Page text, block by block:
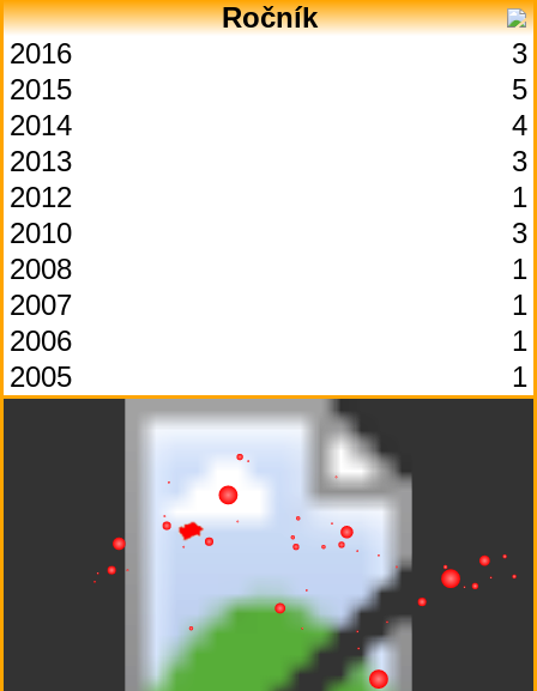
Ročník
2016
3
2015
5
2014
4
2013
3
2012
1
2010
3
2008
1
2007
1
2006
1
2005
1